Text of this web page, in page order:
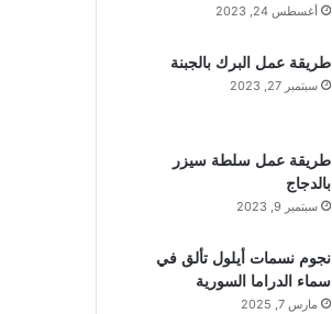
أغسطس 24, 2023
طريقة عمل البرك بالجبنة
سبتمبر 27, 2023
طريقة عمل سلطة سيزر
بالدجاج
سبتمبر 9, 2023
نجوم نسمات أيلول تألق في
سماء الدراما السورية
مارس 7, 2025